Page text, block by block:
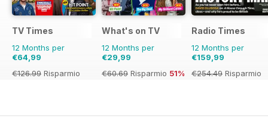
TV Times
12 Months per
€64,99
€126.99 Risparmio
What's on TV
12 Months per
€29,99
€60.69 Risparmio 51%
Radio Times
12 Months per
€159,99
€254.49 Risparmio